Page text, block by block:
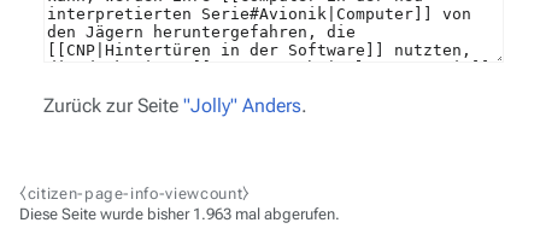
Zurück zur Seite "Jolly" Anders.
⧼citizen-page-info-viewcount⧽
Diese Seite wurde bisher 1.963 mal abgerufen.